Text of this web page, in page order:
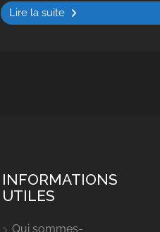
Lire la suite
INFORMATIONS
UTILES
Qui sommes-Collaborateurs